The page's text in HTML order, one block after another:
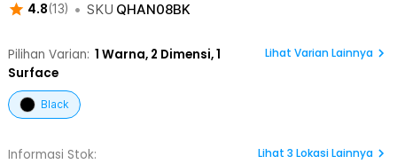
4.8(13) • SKU QHAN08BK
Pilihan Varian: 1 Warna, 2 Dimensi, 1
Surface
Lihat Varian Lainnya
Black
Informasi Stok:
Lihat 3 Lokasi Lainnya